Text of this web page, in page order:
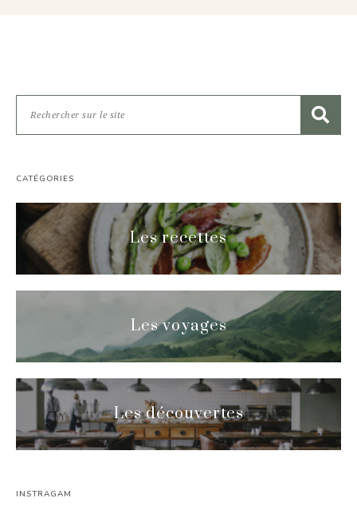
CATÉGORIES
Les recettes
Les voyages
Les découvertes
INSTRAGAM